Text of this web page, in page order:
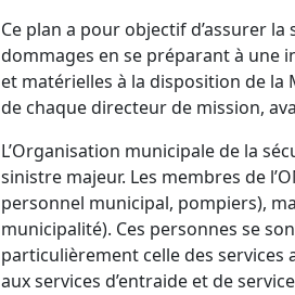
Ce plan a pour objectif d’assurer
dommages en se préparant à une
et matérielles à la disposition de
de chaque directeur de mission,
L’Organisation municipale de la
sinistre majeur. Les membres de
personnel municipal, pompiers),
municipalité). Ces personnes se
particulièrement celle des
aux services d’entraide et de